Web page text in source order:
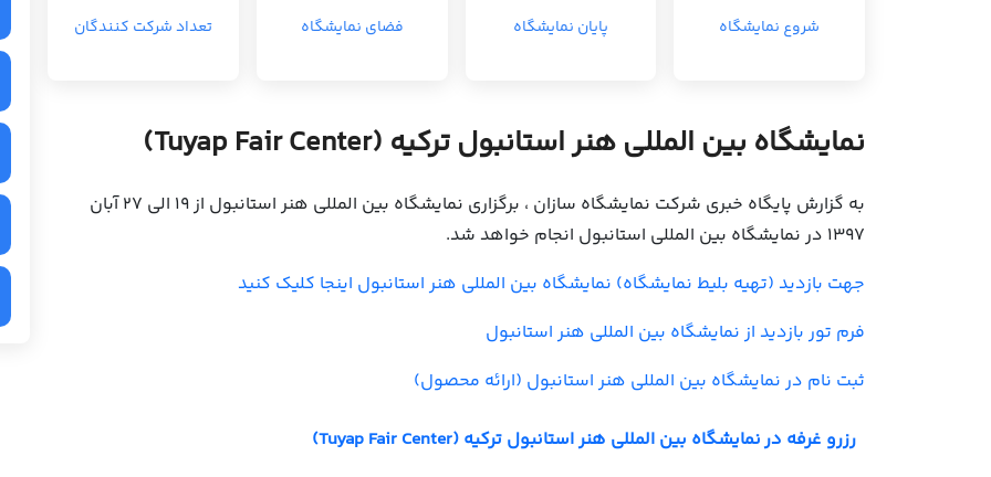
شروع نمایشگاه پایان نمایشگاه فضای نمایشگاه تعداد شرکت کنندگان
نمایشگاه بین المللی هنر استانبول ترکیه (Tuyap Fair Center)
به گزارش پایگاه خبری شرکت نمایشگاه سازان ، برگزاری نمایشگاه بین المللی هنر استانبول از 19 الی 27 آبان
1397 در نمایشگاه بین المللی استانبول انجام خواهد شد.
جهت بازدید (تهیه بلیط نمایشگاه) نمایشگاه بین المللی هنر استانبول اینجا کلیک کنید
فرم تور بازدید از نمایشگاه بین المللی هنر استانبول
ثبت نام در نمایشگاه بین المللی هنر استانبول (ارائه محصول)
رزرو غرفه در نمایشگاه بین المللی هنر استانبول ترکیه (Tuyap Fair Center)